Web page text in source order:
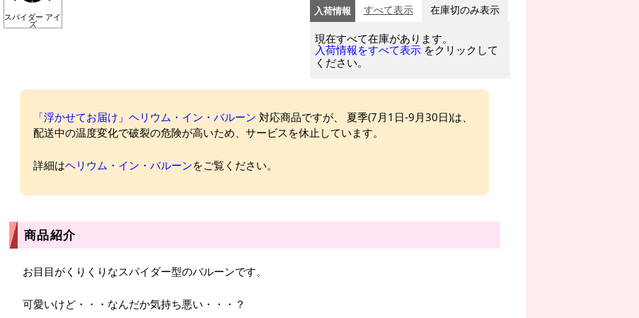
スパイダー アイ
ズ
入荷情報 すべて表示 在庫切のみ表示
現在すべて在庫があります。
入荷情報をすべて表示 をクリックして
ください。
「浮かせてお届け」ヘリウム・イン・バルーン 対応商品ですが、 夏季(7月1日-9月30日)は、
配送中の温度変化で破裂の危険が高いため、サービスを休止しています。
詳細はヘリウム・イン・バルーンをご覧ください。
商品紹介
お目目がくりくりなスパイダー型のバルーンです。
可愛いけど・・・なんだか気持ち悪い・・・？